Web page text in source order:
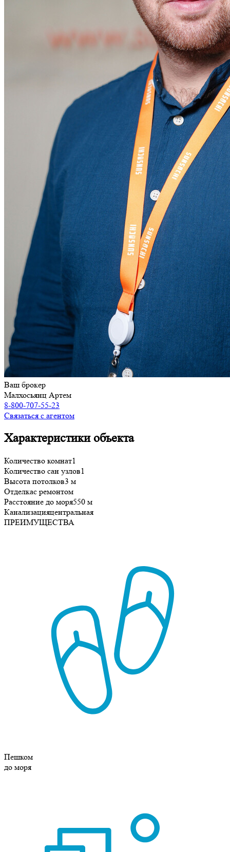
Ваш брокер
Малхосьянц Артем
8-800-707-55-23
Связаться с агентом
Характеристики объекта
Количество комнат1
Количество сан узлов1
Высота потолков3 м
Отделкас ремонтом
Расстояние до моря550 м
Канализацияцентральная
ПРЕИМУЩЕСТВА
Пешком
до моря